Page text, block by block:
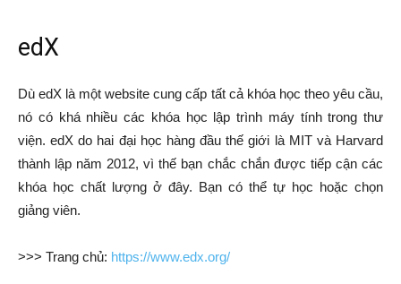
edX
Dù edX là một website cung cấp tất cả khóa học theo yêu cầu,
nó có khá nhiều các khóa học lập trình máy tính trong thư
viện. edX do hai đại học hàng đầu thế giới là MIT và Harvard
thành lập năm 2012, vì thế bạn chắc chắn được tiếp cận các
khóa học chất lượng ở đây. Bạn có thể tự học hoặc chọn
giảng viên.
>>> Trang chủ: https://www.edx.org/